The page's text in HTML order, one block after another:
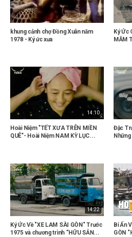
khung cảnh chợ Đồng Xuân năm
1978 - Ký ức xưa
Ký Ức
MẮM
14:10
Hoài Niệm "TẾT XƯA TRÊN MIỀN
QUÊ"- Hoài Niệm NAM KỲ LỤC...
Đặc
14:22
Ký Ức Về "XE LAM SÀI GÒN" Trước
1975 và chương trình “HỮU SẢN...
Bí Ẩn
GÒN